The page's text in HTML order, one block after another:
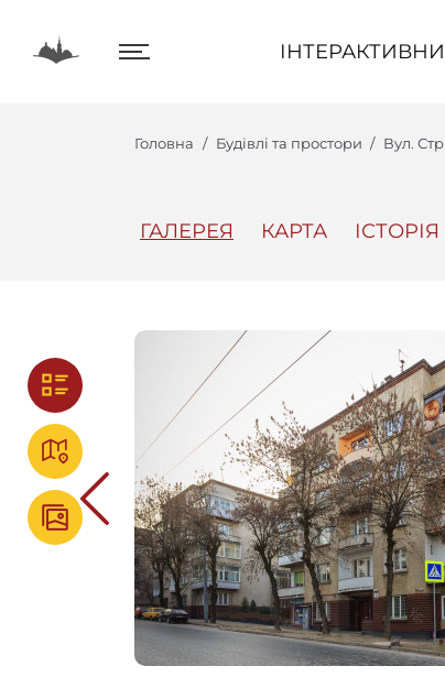
ІНТЕРАКТИВНИЙ
Головна Будівлі та простори Вул.
ГАЛЕРЕЯ КАРТА ІСТОРІЯ